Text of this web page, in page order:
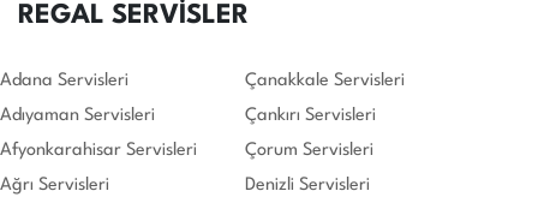
REGAL SERVİSLER
Adana Servisleri
Adıyaman Servisleri
Afyonkarahisar Servisleri
Ağrı Servisleri
Çanakkale Servisleri
Çankırı Servisleri
Çorum Servisleri
Denizli Servisleri